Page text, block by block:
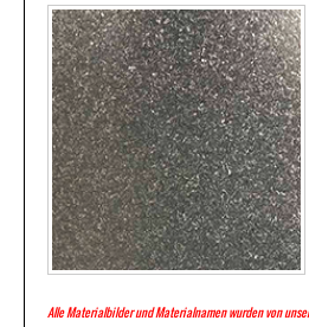
Alle Materialbilder und Materialnamen wurden von